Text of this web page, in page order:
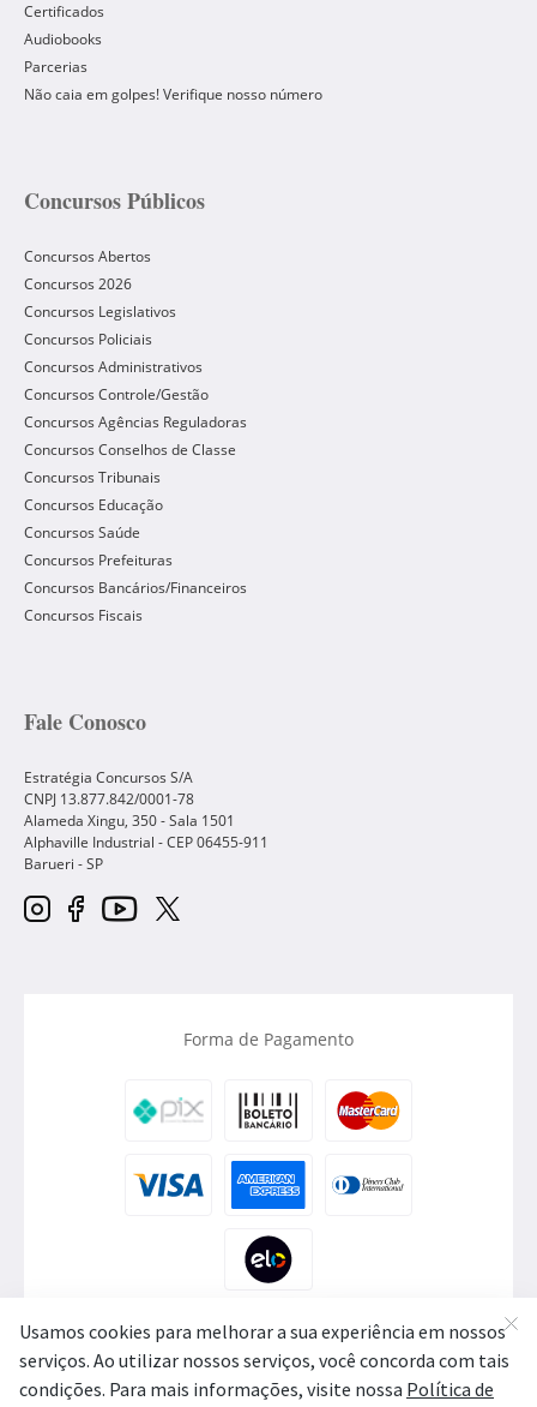
Certificados
Audiobooks
Parcerias
Não caia em golpes! Verifique nosso número
Concursos Públicos
Concursos Abertos
Concursos 2026
Concursos Legislativos
Concursos Policiais
Concursos Administrativos
Concursos Controle/Gestão
Concursos Agências Reguladoras
Concursos Conselhos de Classe
Concursos Tribunais
Concursos Educação
Concursos Saúde
Concursos Prefeituras
Concursos Bancários/Financeiros
Concursos Fiscais
Fale Conosco
Estratégia Concursos S/A
CNPJ 13.877.842/0001-78
Alameda Xingu, 350 - Sala 1501
Alphaville Industrial - CEP06455-911
Barueri -SP
Forma de Pagamento